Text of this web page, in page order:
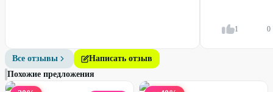
1 0
Все отзывы
Написать отзыв
Похожие предложения